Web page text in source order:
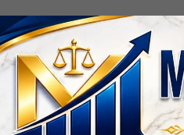
খুলনা , খুলনা জেলা ,
Twitter Linkedin